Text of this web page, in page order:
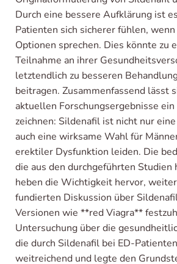
Durch eine bessere Aufklärung ist
Patienten sich sicherer fühlen,
Optionen sprechen. Dies könnte zu
Teilnahme an ihrer
letztendlich zu besseren
beitragen. Zusammenfassend lässt
aktuellen Forschungsergebnisse
zeichnen: Sildenafil ist nicht nur
auch eine wirksame Wahl für
erektiler Dysfunktion leiden. Die
die aus den durchgeführten Studien
heben die Wichtigkeit hervor,
fundierten Diskussion über
Versionen wie **red Viagra**
Untersuchung über die
die durch Sildenafil bei ED-
weitreichend und legte den